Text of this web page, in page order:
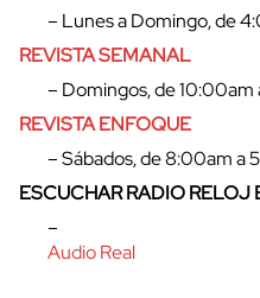
– Lunes a Domingo, de
REVISTA SEMANAL
– Domingos, de
REVISTA ENFOQUE
– Sábados, de 8:00am a
ESCUCHAR RADIO RELOJ
–
Audio Real